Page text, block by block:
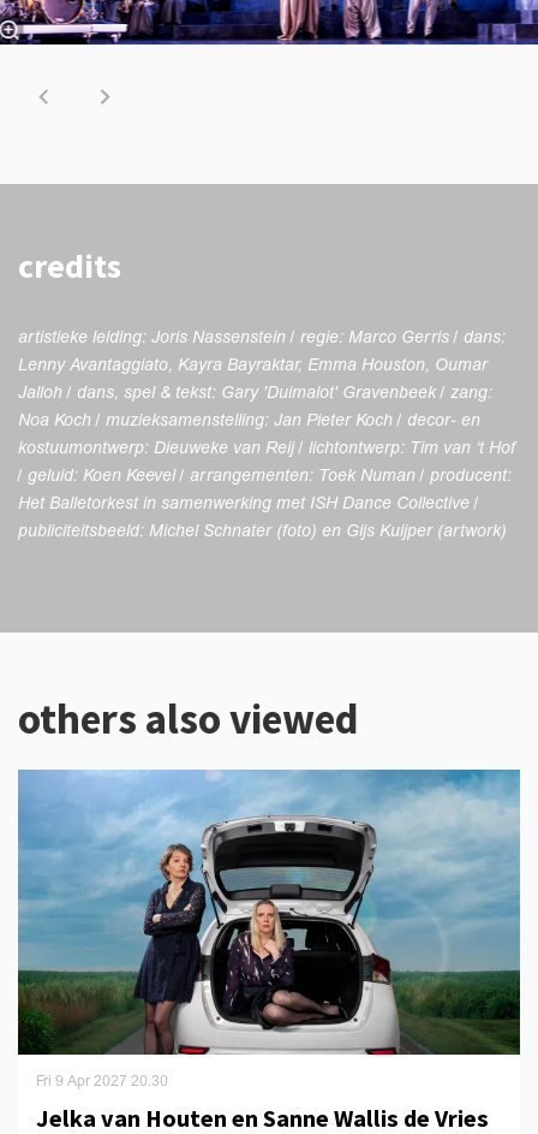
credits
artistieke leiding: Joris Nassenstein / regie: Marco Gerris / dans:
Lenny Avantaggiato, Kayra Bayraktar, Emma Houston, Oumar
Jalloh / dans, spel & tekst: Gary 'Duimalot' Gravenbeek / zang:
Noa Koch / muzieksamenstelling: Jan Pieter Koch / decor- en
kostuumontwerp: Dieuweke van Reij / lichtontwerp: Tim van ‘t Hof
/ geluid: Koen Keevel / arrangementen: Toek Numan / producent:
Het Balletorkest in samenwerking met ISH Dance Collective /
publiciteitsbeeld: Michel Schnater (foto) en Gijs Kuijper (artwork)
others also viewed
Jelka van Houten en Sanne Wallis de Vries
Fri 9 Apr 2027 20.30